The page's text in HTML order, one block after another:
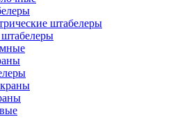
штабелеры